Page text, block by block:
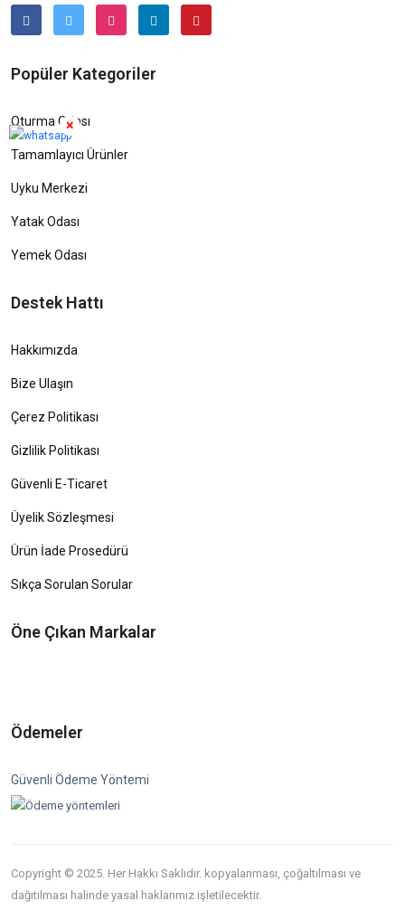
Popüler Kategoriler
Oturma Odası
Tamamlayıcı Ürünler
Uyku Merkezi
Yatak Odası
Yemek Odası
Destek Hattı
Hakkımızda
Bize Ulaşın
Çerez Politikası
Gizlilik Politikası
Güvenli E-Ticaret
Üyelik Sözleşmesi
Ürün İade Prosedürü
Sıkça Sorulan Sorular
Öne Çıkan Markalar
Ödemeler
Güvenli Ödeme Yöntemi
Copyright © 2025. Her Hakkı Saklıdır. kopyalanması, çoğaltılması ve
dağıtılması halinde yasal haklarımız işletilecektir.
×